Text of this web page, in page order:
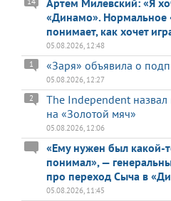
«Динамо». Нормальное
понимает, как хочет
05.08.2026, 12:48
«Заря» объявила о
1
05.08.2026, 12:27
The Independent назвал
на «Золотой мяч»
2
05.08.2026, 12:06
«Ему нужен был какой-
понимал», —
про переход Сыча в
05.08.2026, 11:45